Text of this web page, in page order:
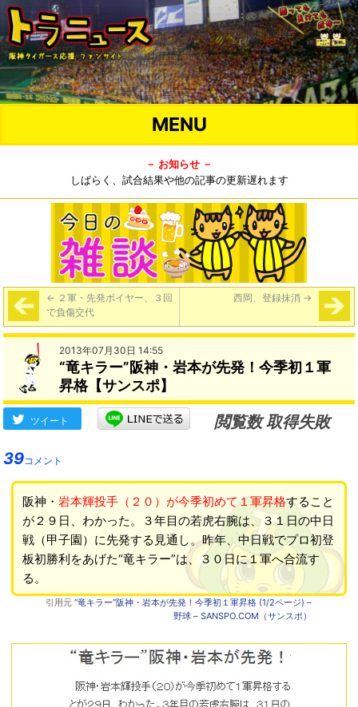
MENU
－ お知らせ －
しばらく、試合結果や他の記事の更新遅れます
← ２軍・先発ボイヤー、３回
で負傷交代
西岡、登録抹消 →
2013年07月30日 14:55
“竜キラー”阪神・岩本が先発！今季初１軍
昇格【サンスポ】
ツイート
閲覧数 取得失敗
39コメント
阪神・ 岩本輝投手（２０）が今季初めて１軍昇格すること
が２９日、わかった。３年目の若虎右腕は、３１日の中日
戦（甲子園）に先発する見通し。昨年、中日戦でプロ初登
板初勝利をあげた“竜キラー”は、３０日に１軍へ合流す
る。
引用元 “竜キラー”阪神・岩本が先発！今季初１軍昇格 (1/2ページ) –
野球 – SANSPO.COM（サンスポ）